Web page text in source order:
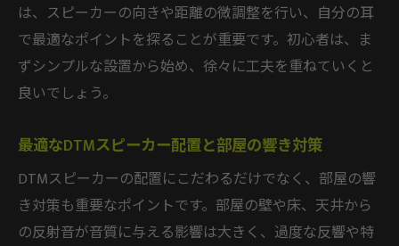
は、スピーカーの向きや距離の微調整を行い、自分の耳
で最適なポイントを探ることが重要です。初心者は、ま
ずシンプルな設置から始め、徐々に工夫を重ねていくと
良いでしょう。
最適なDTMスピーカー配置と部屋の響き対策
DTMスピーカーの配置にこだわるだけでなく、部屋の響
き対策も重要なポイントです。部屋の壁や床、天井から
の反射音が音質に与える影響は大きく、過度な反響や特